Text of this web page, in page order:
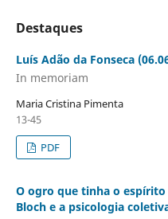
Destaques
Luís Adão da Fonseca
In memoriam
Maria Cristina Pimenta
13-45
PDF
O ogro que tinha o
Bloch e a psicologia